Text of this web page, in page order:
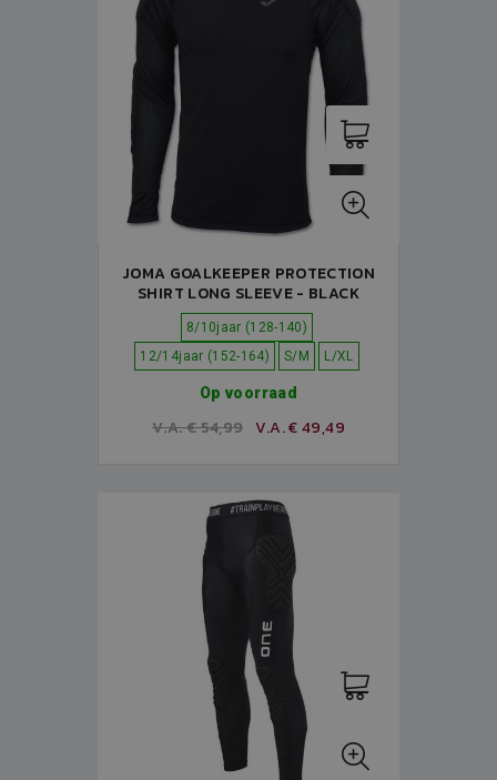
JOMA GOALKEEPER PROTECTION
SHIRT LONG SLEEVE - BLACK
8/10jaar (128-140)
12/14jaar (152-164)
S/M L/XL
Op voorraad
V.A. € 54,99 V.A. € 49,49